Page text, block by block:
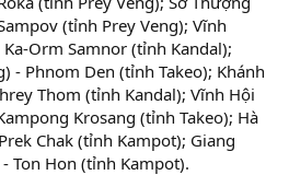
(tỉnh Prey Veng); Vĩnh
Orm Samnor (tỉnh Kandal);
- Phnom Den (tỉnh Takeo); Khánh
Thom (tỉnh Kandal); Vĩnh Hội
Krosang (tỉnh Takeo); Hà
Chak (tỉnh Kampot); Giang
Ton Hon (tỉnh Kampot).